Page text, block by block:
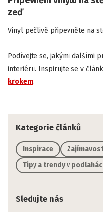
zeď
Vinyl pečlivě připevněte na
Podívejte se, jakými dalšími
interiéru. Inspirujte se v
krokem.
Kategorie článků
Inspirace
Tipy a trendy v
Sledujte nás